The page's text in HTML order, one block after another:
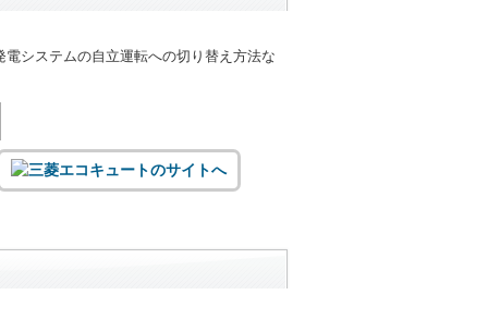
システムの自立運転への切り替え方法な